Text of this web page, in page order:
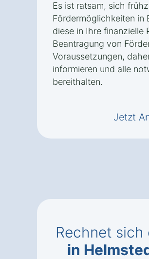
Es ist ratsam, sich
Fördermöglichkeiten in
diese in Ihre finanzielle
Beantragung von
Voraussetzungen,
informieren und alle
bereithalten.
Jetzt
Rechnet sich
in